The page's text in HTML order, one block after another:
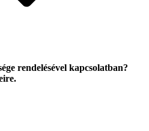
rendelésével kapcsolatban?